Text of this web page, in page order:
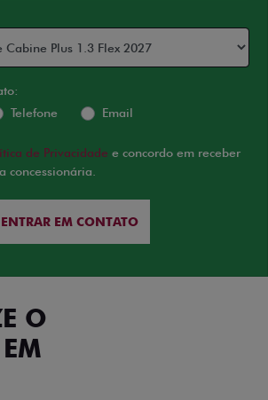
Telefone Email
de Privacidade e concordo em receber
concessionária.
ENTRAR EM CONTATO
O